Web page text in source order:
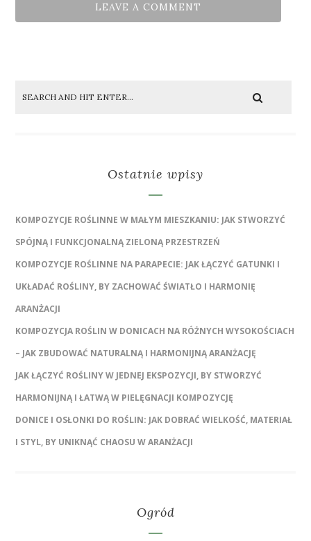
Ostatnie wpisy
KOMPOZYCJE ROŚLINNE W MAŁYM MIESZKANIU: JAK STWORZYĆ
SPÓJNĄ I FUNKCJONALNĄ ZIELONĄ PRZESTRZEŃ
KOMPOZYCJE ROŚLINNE NA PARAPECIE: JAK ŁĄCZYĆ GATUNKI I
UKŁADAĆ ROŚLINY, BY ZACHOWAĆ ŚWIATŁO I HARMONIĘ
ARANŻACJI
KOMPOZYCJA ROŚLIN W DONICACH NA RÓŻNYCH WYSOKOŚCIACH
– JAK ZBUDOWAĆ NATURALNĄ I HARMONIJNĄ ARANŻACJĘ
JAK ŁĄCZYĆ ROŚLINY W JEDNEJ EKSPOZYCJI, BY STWORZYĆ
HARMONIJNĄ I ŁATWĄ W PIELĘGNACJI KOMPOZYCJĘ
DONICE I OSŁONKI DO ROŚLIN: JAK DOBRAĆ WIELKOŚĆ, MATERIAŁ
I STYL, BY UNIKNĄĆ CHAOSU W ARANŻACJI
Ogród